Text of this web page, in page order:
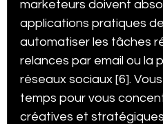
marketeurs doivent
applications pratiques
automatiser les tâches
relances par email ou la
réseaux sociaux [6].
temps pour vous
créatives et